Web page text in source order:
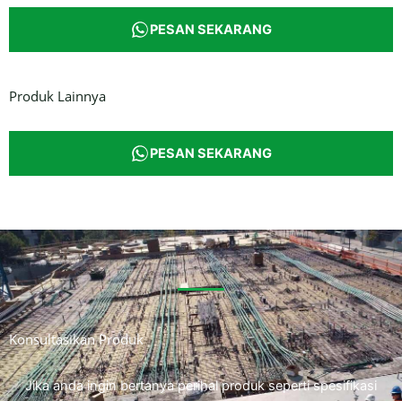
PESAN SEKARANG
Produk Lainnya
PESAN SEKARANG
Konsultasikan Produk
Jika anda ingin bertanya perihal produk seperti spesifikasi